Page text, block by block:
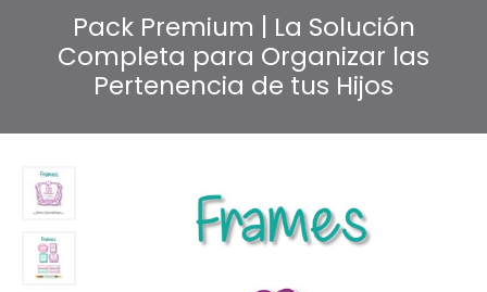
Pack Premium | La Solución
Completa para Organizar las
Pertenencia de tus Hijos